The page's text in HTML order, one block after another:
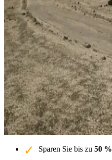
Sparen Sie bis zu 50 %